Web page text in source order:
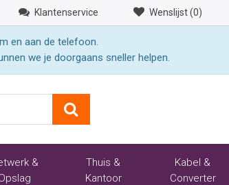
Klantenservice Wenslijst (0)
en aan de telefoon.
we je doorgaans sneller helpen.
&
Thuis &
Kantoor
Kabel &
Converter